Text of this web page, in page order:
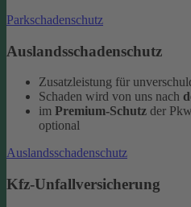
Parkschadenschutz
Auslandsschadenschutz
Zusatzleistung für
Schaden wird von uns nach
im Premium-Schutz der
optional
Auslandsschadenschutz
Kfz-Unfallversicherung